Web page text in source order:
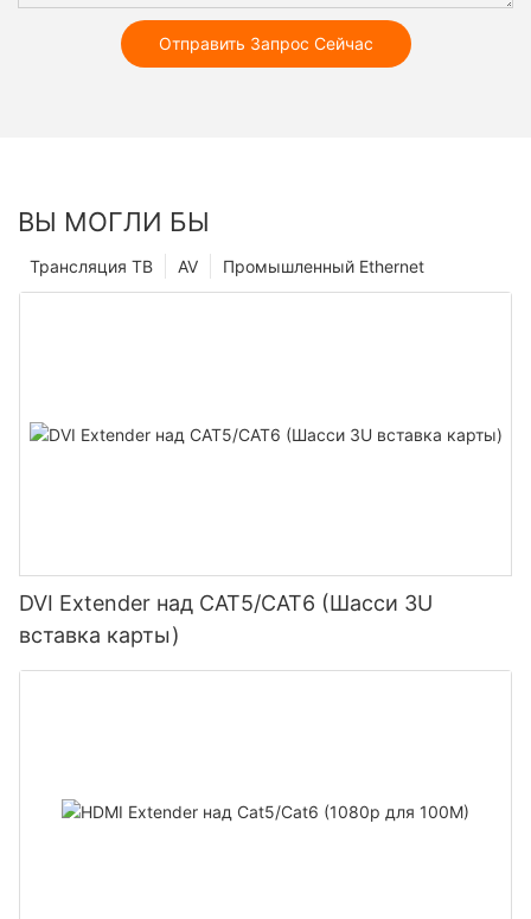
Отправить Запрос Сейчас
ВЫ МОГЛИ БЫ
Промышленный Ethernet
AV
Трансляция ТВ
DVI Extender над CAT5/CAT6 (Шасси 3U
вставка карты)